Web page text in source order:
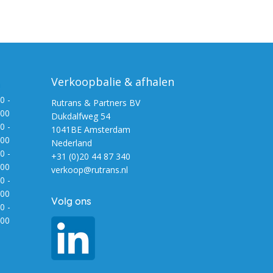
-
-
-
-
-
Verkoopbalie & afhalen
Rutrans & Partners BV
Dukdalfweg 54
1041BE Amsterdam
Nederland
+31 (0)20 44 87 340
verkoop@rutrans.nl
Volg ons